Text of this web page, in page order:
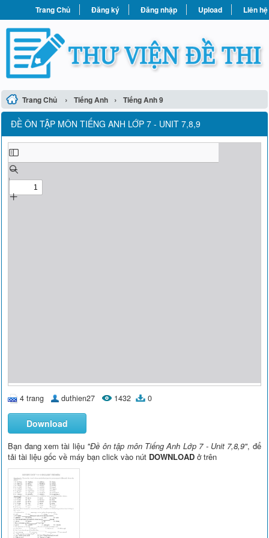
Trang Chủ Đăng ký Đăng nhập Upload Liên hệ
Trang Chủ › Tiếng Anh › Tiếng Anh 9
ĐỀ ÔN TẬP MÔN TIẾNG ANH LỚP 7 - UNIT 7,8,9
4 trang duthien27 1432 0
Download
Bạn đang xem tài liệu "Đề ôn tập môn Tiếng Anh Lớp 7 - Unit 7,8,9", để
tải tài liệu gốc về máy bạn click vào nút DOWNLOAD ở trên